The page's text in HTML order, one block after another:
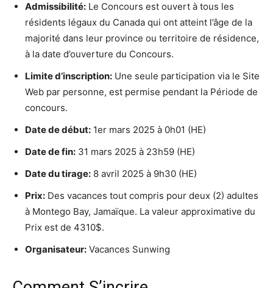
Admissibilité: Le Concours est ouvert à tous les
résidents légaux du Canada qui ont atteint l’âge de la
majorité dans leur province ou territoire de résidence,
à la date d’ouverture du Concours.
Limite d’inscription: Une seule participation via le Site
Web par personne, est permise pendant la Période de
concours.
Date de début: 1er mars 2025 à 0h01 (HE)
Date de fin: 31 mars 2025 à 23h59 (HE)
Date du tirage: 8 avril 2025 à 9h30 (HE)
Prix: Des vacances tout compris pour deux (2) adultes
à Montego Bay, Jamaïque. La valeur approximative du
Prix est de 4310$.
Organisateur: Vacances Sunwing